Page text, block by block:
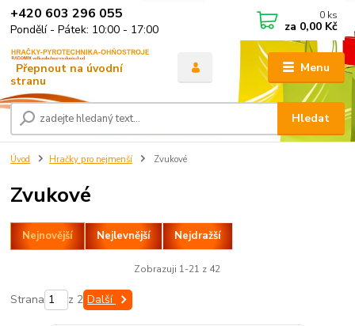
Menu
Hledat
+420 603 296 055
Pondělí - Pátek: 10:00 - 17:00
0 ks
za 0,00 Kč
Úvod Hračky pro nejmenší Zvukové
Zvukové
Nejnovější Nejlevnější Nejdražší
Zobrazuji 1-21 z 42
Strana z 2 Další